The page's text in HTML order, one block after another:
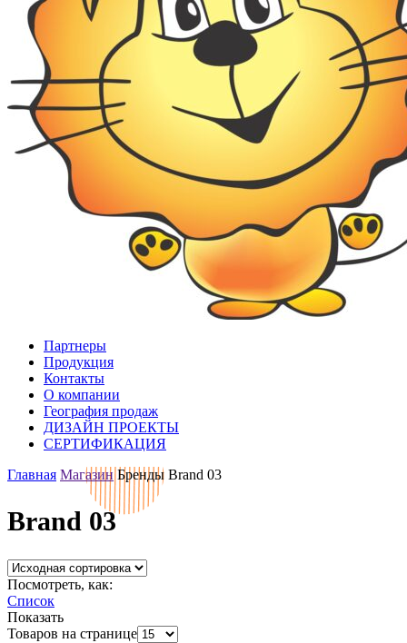
Партнеры
Продукция
Контакты
О компании
География продаж
ДИЗАЙН ПРОЕКТЫ
СЕРТИФИКАЦИЯ
Главная Магазин Бренды Brand 03
Brand 03
Посмотреть, как:
Список
Показать
Товаров на странице